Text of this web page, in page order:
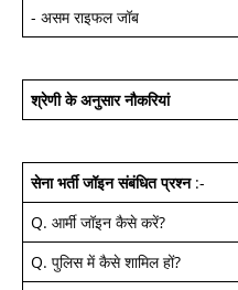
- असम राइफल जॉब
श्रेणी के अनुसार नौकरियां
सेना भर्ती जॉइन संबंधित प्रश्न:-
Q. आर्मी जॉइन कैसे करें?
Q. पुलिस में कैसे शामिल हों?